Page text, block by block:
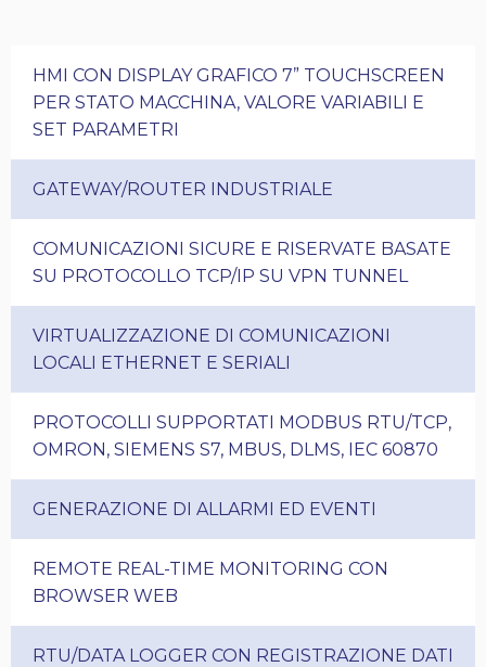
HMI CON DISPLAY GRAFICO 7” TOUCHSCREEN
PER STATO MACCHINA, VALORE VARIABILI E
SET PARAMETRI
GATEWAY/ROUTER INDUSTRIALE
COMUNICAZIONI SICURE E RISERVATE BASATE
SU PROTOCOLLO TCP/IP SU VPN TUNNEL
VIRTUALIZZAZIONE DI COMUNICAZIONI
LOCALI ETHERNET E SERIALI
PROTOCOLLI SUPPORTATI MODBUS RTU/TCP,
OMRON, SIEMENS S7, MBUS, DLMS, IEC 60870
GENERAZIONE DI ALLARMI ED EVENTI
REMOTE REAL-TIME MONITORING CON
BROWSER WEB
RTU/DATA LOGGER CON REGISTRAZIONE DATI